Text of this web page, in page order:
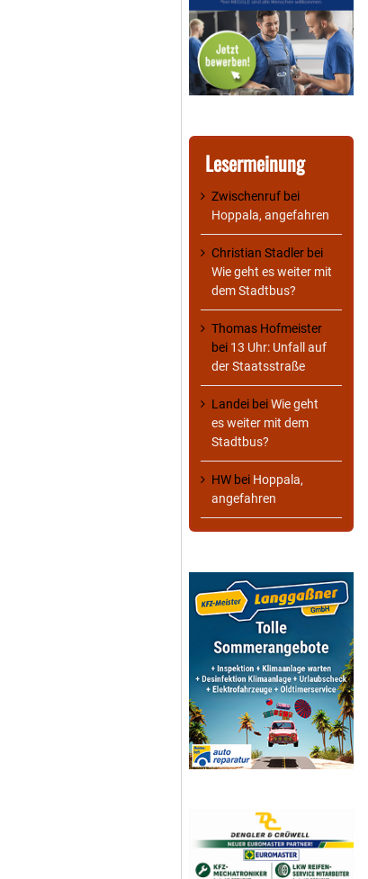
Lesermeinung
Zwischenruf bei
Hoppala, angefahren
Christian Stadler bei
Wie geht es weiter mit
dem Stadtbus?
Thomas Hofmeister
bei 13 Uhr: Unfall auf
der Staatsstraße
Landei beiWie geht
es weiter mit dem
Stadtbus?
HW bei Hoppala,
angefahren